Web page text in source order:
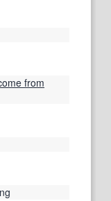
from